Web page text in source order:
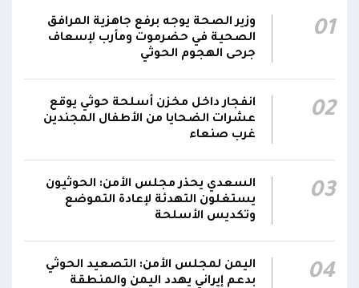
22:41
تعاود استهداف مدينة مأرب بالصواريخ
01
وزير الصحة يوجه برفع جاهزية المرافق
الصحية في حضرموت ومأرب لإسعاف
جرحى الهجوم الحوثي
02
انفجار داخل مخزن أسلحة حوثي يوقع
عشرات الضحايا من الأطفال المجندين
غرب صنعاء
03
السعدي يحذر مجلس الأمن: الحوثيون
يستغلون التهدئة لإعادة التموضع
وتكديس الأسلحة
04
اليمن لمجلس الأمن: التصعيد الحوثي
بدعم إيراني يهدد اليمن والمنطقة